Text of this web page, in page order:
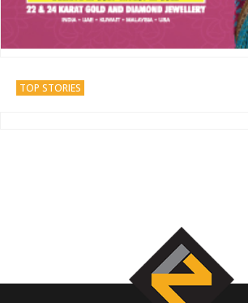
TOP STORIES